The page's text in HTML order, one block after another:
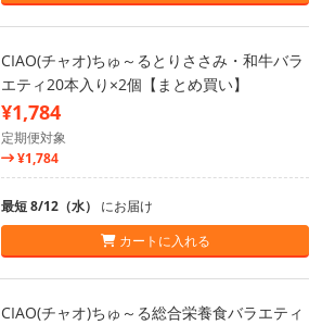
CIAO(チャオ)ちゅ～るとりささみ・和牛バラ
エティ20本入り×2個【まとめ買い】
¥1,784
定期便対象
¥1,784
最短 8/12（水） にお届け
カートに入れる
CIAO(チャオ)ちゅ～る総合栄養食バラエティ